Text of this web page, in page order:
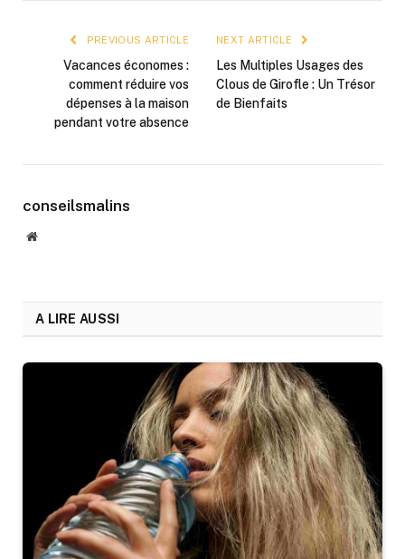
PREVIOUS ARTICLE
Vacances économes :
comment réduire vos
dépenses à la maison
pendant votre absence
NEXT ARTICLE
Les Multiples Usages des
Clous de Girofle : Un Trésor
de Bienfaits
conseilsmalins
Website
A LIRE AUSSI